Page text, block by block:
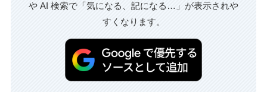
や AI 検索で「気になる、記になる…」が表示されや
すくなります。